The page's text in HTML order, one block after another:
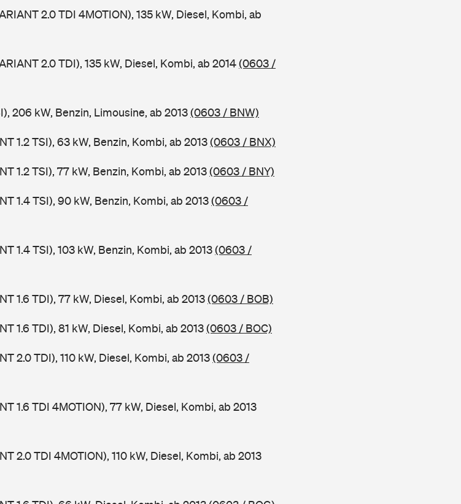
2.0 TDI 4MOTION), 135 kW, Diesel, Kombi, ab
2.0 TDI), 135 kW, Diesel, Kombi, ab 2014(0603 /
206 kW, Benzin, Limousine, ab 2013(0603 / BNW)
1.2 TSI), 63 kW, Benzin, Kombi, ab 2013(0603 / BNX)
1.2 TSI), 77 kW, Benzin, Kombi, ab 2013(0603 / BNY)
1.4 TSI), 90 kW, Benzin, Kombi, ab 2013(0603 /
1.4 TSI), 103 kW, Benzin, Kombi, ab 2013(0603 /
1.6 TDI), 77 kW, Diesel, Kombi, ab 2013(0603 / BOB)
1.6 TDI), 81 kW, Diesel, Kombi, ab 2013(0603 / BOC)
2.0 TDI), 110 kW, Diesel, Kombi, ab 2013(0603 /
1.6 TDI 4MOTION), 77 kW, Diesel, Kombi, ab 2013
2.0 TDI 4MOTION), 110 kW, Diesel, Kombi, ab 2013